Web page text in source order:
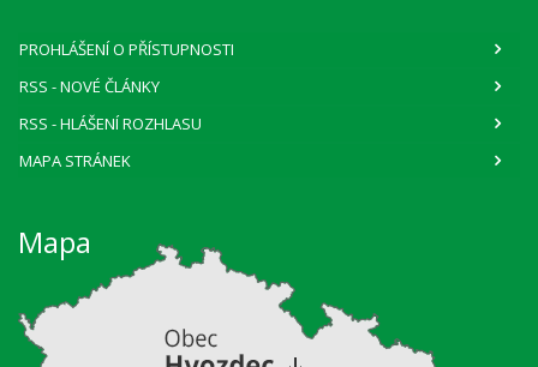
PROHLÁŠENÍ O PŘÍSTUPNOSTI
RSS - NOVÉ ČLÁNKY
RSS - HLÁŠENÍ ROZHLASU
MAPA STRÁNEK
Mapa